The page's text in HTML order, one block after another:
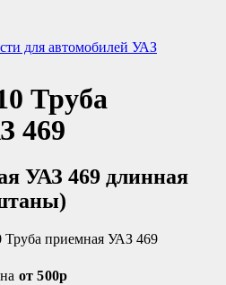
для автомобилей УАЗ
Труба
469
УАЗ 469 длинная
от 500р